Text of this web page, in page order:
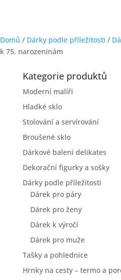
Domů / Dárky podle příležitosti /
k 75. narozeninám
Kategorie produktů
Moderní malíři
Hladké sklo
Stolování a servírování
Broušené sklo
Dárkové balení delikates
Dekorační figurky a sošky
Dárky podle příležitosti
Dárek pro páry
Dárek pro ženy
Dárek k výročí
Dárek pro muže
Tašky a pohlednice
Hrnky na cesty – termo a